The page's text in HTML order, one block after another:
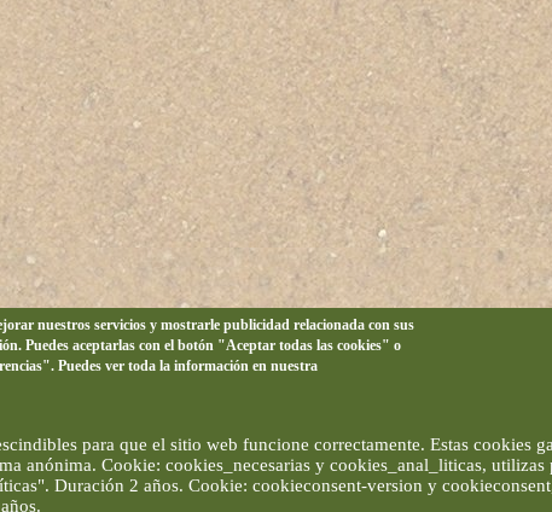
nuestros servicios y mostrarle publicidad relacionada con sus
Puedes aceptarlas con el botón "Aceptar todas las cookies" o
Puedes ver toda la información en nuestra
para que el sitio web funcione correctamente. Estas cookies
anónima. Cookie: cookies_necesarias y cookies_anal_liticas,
Duración 2 años. Cookie: cookieconsent-version y